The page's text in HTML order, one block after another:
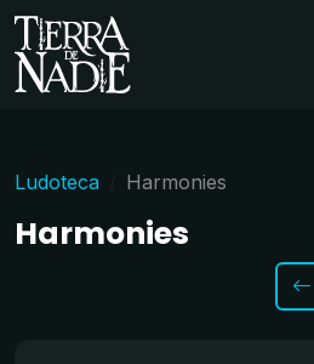
Ludoteca Harmonies
Harmonies